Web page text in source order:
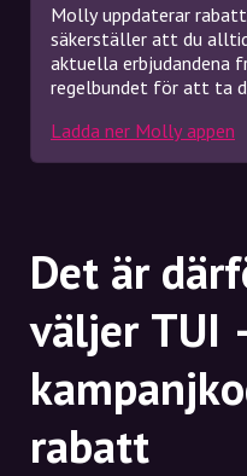
Molly uppdaterar
säkerställer att du
aktuella erbjudandena
regelbundet för att ta
Ladda ner Molly appen
Det är
väljer TUI
rabatt